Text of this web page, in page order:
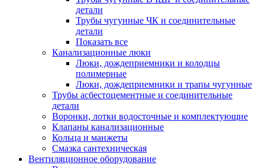
детали
Трубы чугунные ЧК и соединительные
детали
Показать все
Канализационные люки
Люки, дождеприемники и колодцы
полимерные
Люки, дождеприемники и трапы чугунные
Трубы асбестоцементные и соединительные
детали
Воронки, лотки водосточные и комплектующие
Клапаны канализационные
Кольца и манжеты
Смазка сантехническая
Вентиляционное оборудование